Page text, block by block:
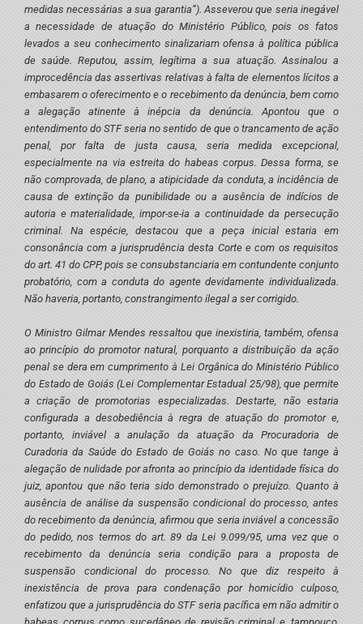
medidas necessárias a sua garantia”). Asseverou que seria inegável
a necessidade de atuação do Ministério Público, pois os fatos
levados a seu conhecimento sinalizariam ofensa à política pública
de saúde. Reputou, assim, legítima a sua atuação. Assinalou a
improcedência das assertivas relativas à falta de elementos lícitos a
embasarem o oferecimento e o recebimento da denúncia, bem como
a alegação atinente à inépcia da denúncia. Apontou que o
entendimento do STF seria no sentido de que o trancamento de ação
penal, por falta de justa causa, seria medida excepcional,
especialmente na via estreita do habeas corpus. Dessa forma, se
não comprovada, de plano, a atipicidade da conduta, a incidência de
causa de extinção da punibilidade ou a ausência de indícios de
autoria e materialidade, impor-se-ia a continuidade da persecução
criminal. Na espécie, destacou que a peça inicial estaria em
consonância com a jurisprudência desta Corte e com os requisitos
do art. 41 do CPP, pois se consubstanciaria em contundente conjunto
probatório, com a conduta do agente devidamente individualizada.
Não haveria, portanto, constrangimento ilegal a ser corrigido.
O Ministro Gilmar Mendes ressaltou que inexistiria, também, ofensa
ao princípio do promotor natural, porquanto a distribuição da ação
penal se dera em cumprimento à Lei Orgânica do Ministério Público
do Estado de Goiás (Lei Complementar Estadual 25/98), que permite
a criação de promotorias especializadas. Destarte, não estaria
configurada a desobediência à regra de atuação do promotor e,
portanto, inviável a anulação da atuação da Procuradoria de
Curadoria da Saúde do Estado de Goiás no caso. No que tange à
alegação de nulidade por afronta ao princípio da identidade física do
juiz, apontou que não teria sido demonstrado o prejuízo. Quanto à
ausência de análise da suspensão condicional do processo, antes
do recebimento da denúncia, afirmou que seria inviável a concessão
do pedido, nos termos do art. 89 da Lei 9.099/95, uma vez que o
recebimento da denúncia seria condição para a proposta de
suspensão condicional do processo. No que diz respeito à
inexistência de prova para condenação por homicídio culposo,
enfatizou que a jurisprudência do STF seria pacífica em não admitir o